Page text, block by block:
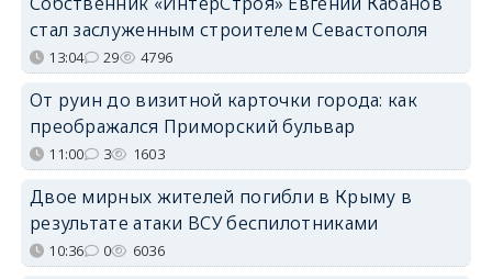
стал заслуженным строителем Севастополя
13:04 29 4796
От руин до визитной карточки города: как
преображался Приморский бульвар
11:00 3 1603
Двое мирных жителей погибли в Крыму в
результате атаки ВСУ беспилотниками
10:36 0 6036